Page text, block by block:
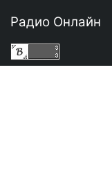
Радио Онлайн